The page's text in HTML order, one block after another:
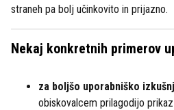
straneh pa bolj učinkovito in prijazno.
Nekaj konkretnih primerov
za boljšo uporabniško
obiskovalcem prilagodijo